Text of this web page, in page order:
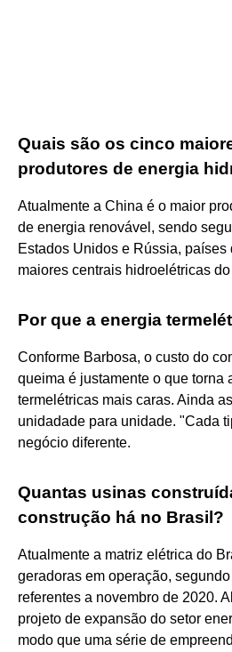
Quais são os cinco
produtores de energia
Atualmente a China é o maior
de energia renovável, sendo
Estados Unidos e Rússia, países
maiores centrais hidroelétricas
Por que a energia
Conforme Barbosa, o custo do
queima é justamente o que torna
termelétricas mais caras. Ainda
unidadade para unidade. "Cada
negócio diferente.
Quantas usinas
construção há no Brasil?
Atualmente a matriz elétrica do
geradoras em operação,
referentes a novembro de 2020.
projeto de expansão do setor
modo que uma série de